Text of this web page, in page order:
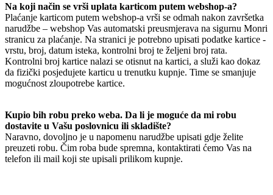
Na koji način se vrši uplata karticom putem webshop-a?
Plaćanje karticom putem webshop-a vrši se odmah nakon završetka
narudžbe – webshop Vas automatski preusmjerava na sigurnu Monri
stranicu za plaćanje. Na stranici je potrebno upisati podatke kartice -
vrstu, broj, datum isteka, kontrolni broj te željeni broj rata.
Kontrolni broj kartice nalazi se otisnut na kartici, a služi kao dokaz
da fizički posjedujete karticu u trenutku kupnje. Time se smanjuje
mogućnost zloupotrebe kartice.
Kupio bih robu preko weba. Da li je moguće da mi robu
dostavite u Vašu poslovnicu ili skladište?
Naravno, dovoljno je u napomenu narudžbe upisati gdje želite
preuzeti robu. Čim roba bude spremna, kontaktirati ćemo Vas na
telefon ili mail koji ste upisali prilikom kupnje.